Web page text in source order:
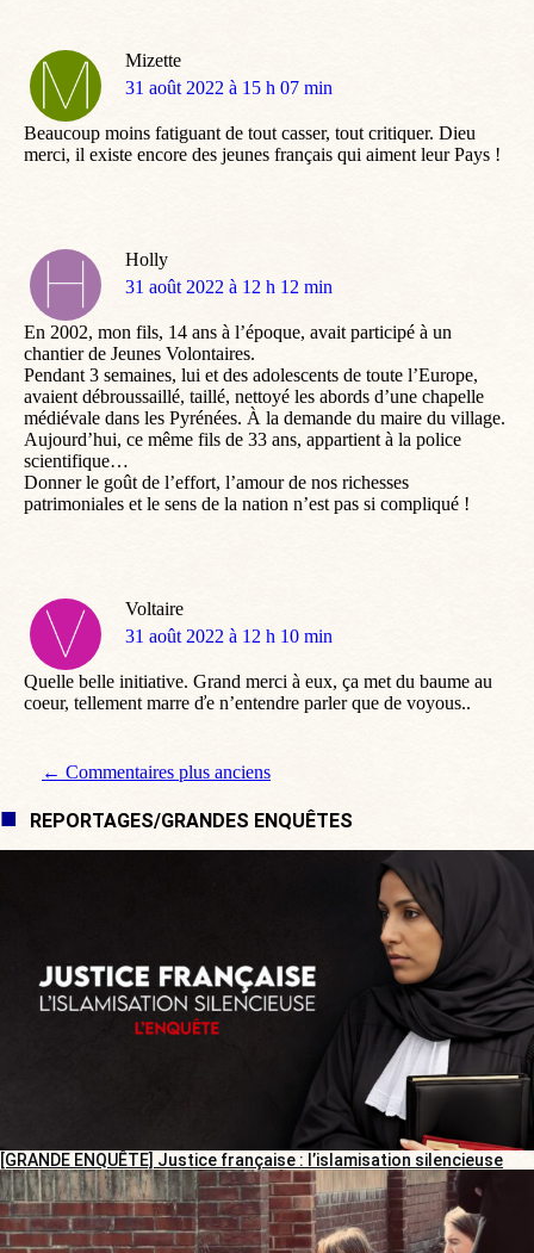
Mizette
dit
31 août 2022 à 15 h 07 min
Beaucoup moins fatiguant de tout casser, tout critiquer. Dieu
merci, il existe encore des jeunes français qui aiment leur Pays !
Holly
dit
31 août 2022 à 12 h 12 min
En 2002, mon fils, 14 ans à l’époque, avait participé à un
chantier de Jeunes Volontaires.
Pendant 3 semaines, lui et des adolescents de toute l’Europe,
avaient débroussaillé, taillé, nettoyé les abords d’une chapelle
médiévale dans les Pyrénées. À la demande du maire du village.
Aujourd’hui, ce même fils de 33 ans, appartient à la police
scientifique…
Donner le goût de l’effort, l’amour de nos richesses
patrimoniales et le sens de la nation n’est pas si compliqué !
Voltaire
dit
31 août 2022 à 12 h 10 min
Quelle belle initiative. Grand merci à eux, ça met du baume au
coeur, tellement marre ďe n’entendre parler que de voyous..
Navigation de commentaire
← Commentaires plus anciens
REPORTAGES/GRANDES ENQUÊTES
[GRANDE ENQUÊTE] Justice française : l’islamisation silencieuse